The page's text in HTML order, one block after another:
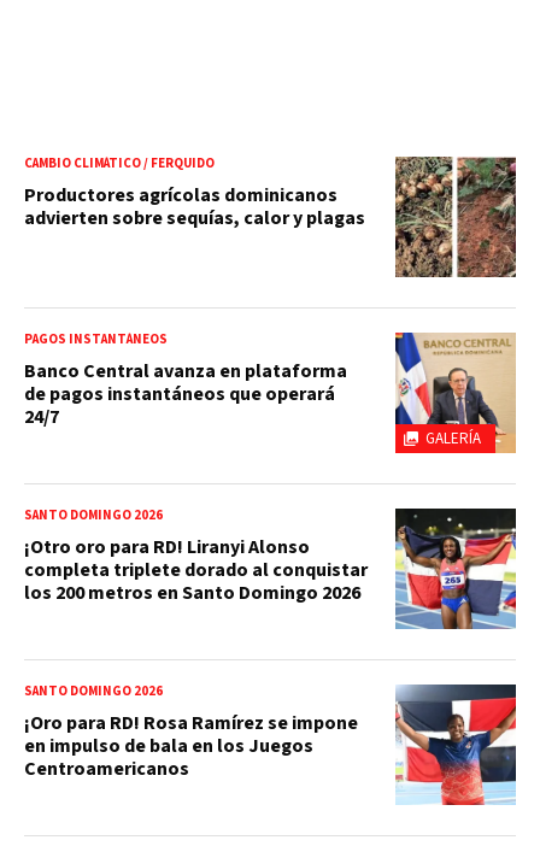
CAMBIO CLIMÁTICO / FERQUIDO
Productores agrícolas dominicanos
advierten sobre sequías, calor y plagas
GALERÍA
PAGOS INSTANTÁNEOS
Banco Central avanza en plataforma
de pagos instantáneos que operará
24/7
SANTO DOMINGO 2026
¡Otro oro para RD! Liranyi Alonso
completa triplete dorado al conquistar
los 200 metros en Santo Domingo 2026
SANTO DOMINGO 2026
¡Oro para RD! Rosa Ramírez se impone
en impulso de bala en los Juegos
Centroamericanos